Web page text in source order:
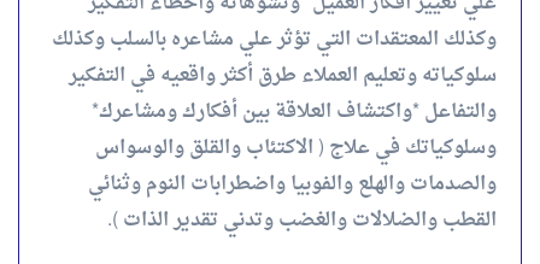
وكذلك المعتقدات التي تؤثر علي مشاعره بالسلب وكذلك
سلوكياته وتعليم العملاء طرق أكثر واقعيه في التفكير
والتفاعل *واكتشاف العلاقة بين أفكارك ومشاعرك*
وسلوكياتك في علاج ( الاكتئاب والقلق والوسواس
والصدمات والهلع والفوبيا واضطرابات النوم وثنائي
القطب والضلالات والغضب وتدني تقدير الذات ).